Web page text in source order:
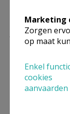
Lees meer
Marketing
Zorgen
op maat
Enkel
cookies
aanvaarden